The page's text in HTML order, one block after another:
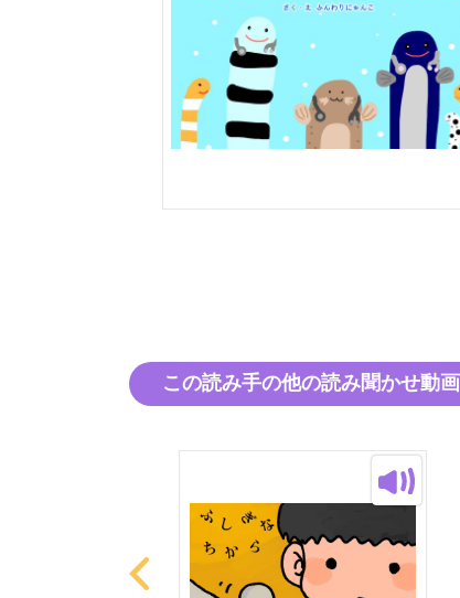
この読み手の他の読み聞かせ動画